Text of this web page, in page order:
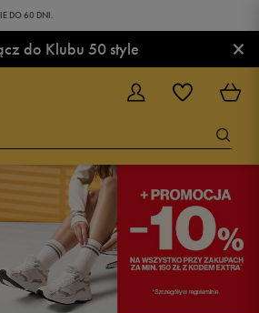
DO 60 DNI.
do Klubu 50 style ×